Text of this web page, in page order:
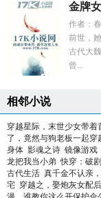
金牌
作者：
前世，
古代大
曾...
相邻小说
穿越星际，末世少女带着
了，竟然与狗老板一起穿
身体 影魂之诗 镜像游戏
龙把我当小弟 快穿：破
古代生活 真千金不认亲
宅 穿越之，娶炮灰女配